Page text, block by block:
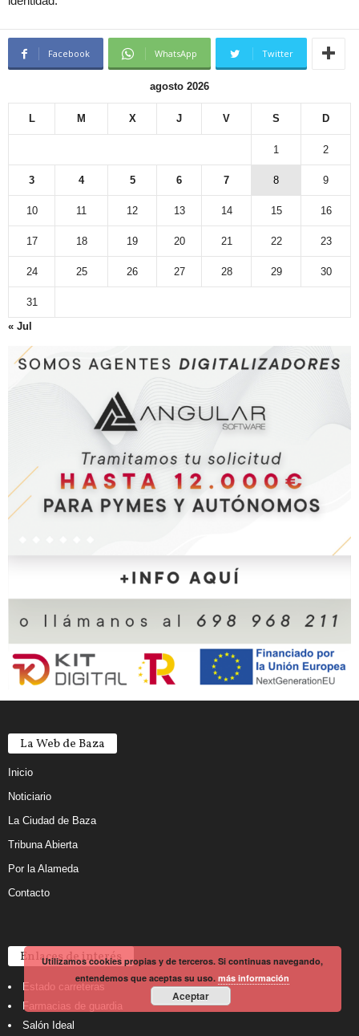
Facebook WhatsApp Twitter
agosto 2026
L M X J V S D
1 2
3 4 5 6 7 8 9
10 11 12 13 14 15 16
17 18 19 20 21 22 23
24 25 26 27 28 29 30
31
« Jul
La Web de Baza
Inicio
Noticiario
La Ciudad de Baza
Tribuna Abierta
Por la Alameda
Contacto
Enlaces de interés
Estado carreteras
Farmacias de guardia
Salón Ideal
Utilizamos cookies propias y de terceros. Si continuas navegando,
entendemos que aceptas su uso.más información
Aceptar